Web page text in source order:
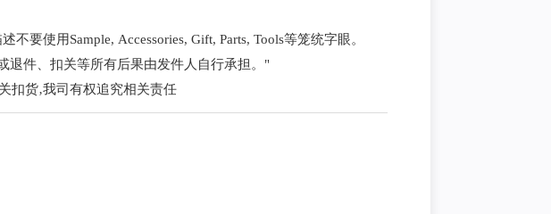
要使用Sample, Accessories, Gift, Parts, Tools等笼统字眼。
退件、扣关等所有后果由发件人自行承担。"
扣货‚我司有权追究相关责任